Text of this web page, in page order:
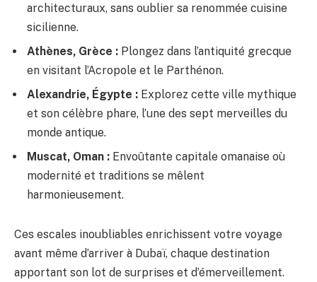
architecturaux, sans oublier sa renommée cuisine
sicilienne.
Athènes, Grèce : Plongez dans l’antiquité grecque
en visitant l’Acropole et le Parthénon.
Alexandrie, Égypte : Explorez cette ville mythique
et son célèbre phare, l’une des sept merveilles du
monde antique.
Muscat, Oman : Envoûtante capitale omanaise où
modernité et traditions se mêlent
harmonieusement.
Ces escales inoubliables enrichissent votre voyage
avant même d’arriver à Dubaï, chaque destination
apportant son lot de surprises et d’émerveillement.